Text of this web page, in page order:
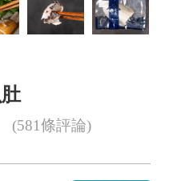
(581條評論)